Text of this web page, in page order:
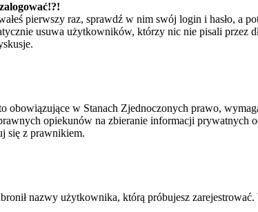
pierwszy raz, sprawdź w nim swój login i hasło, a
usuwa użytkowników, którzy nic nie pisali przez
w Stanach Zjednoczonych prawo,
opiekunów na zbieranie informacji prywatnych
się z prawnikiem.
nazwy użytkownika, którą próbujesz